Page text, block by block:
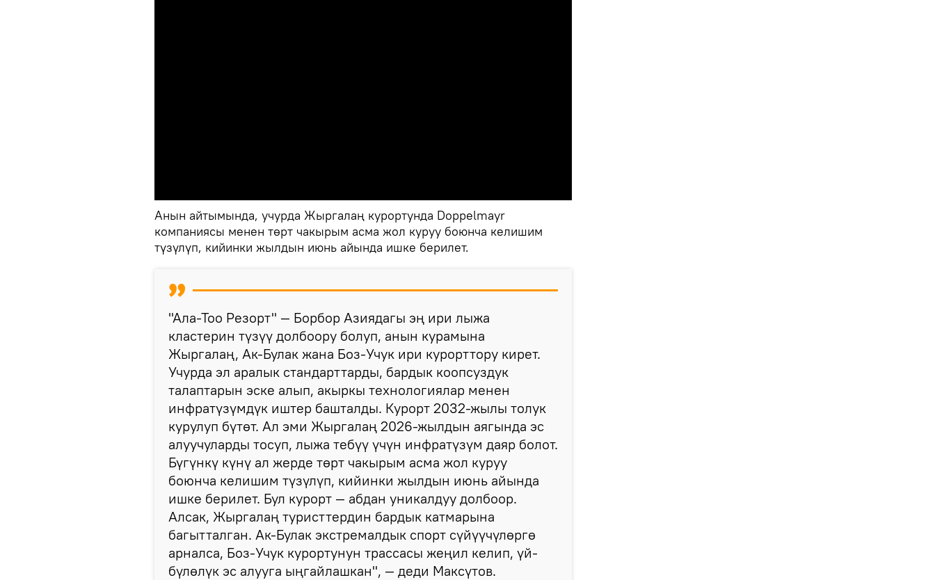
Анын айтымында, учурда Жыргалаң курортунда Doppelmayr
компаниясы менен төрт чакырым асма жол куруу боюнча келишим
түзүлүп, кийинки жылдын июнь айында ишке берилет.
"Ала-Тоо Резорт" — Борбор Азиядагы эң ири лыжа
кластерин түзүү долбоору болуп, анын курамына
Жыргалаң, Ак-Булак жана Боз-Учук ири курорттору кирет.
Учурда эл аралык стандарттарды, бардык коопсуздук
талаптарын эске алып, акыркы технологиялар менен
инфратүзүмдүк иштер башталды. Курорт 2032-жылы толук
курулуп бүтөт. Ал эми Жыргалаң 2026-жылдын аягында эс
алуучуларды тосуп, лыжа тебүү үчүн инфратүзүм даяр болот.
Бүгүнкү күнү ал жерде төрт чакырым асма жол куруу
боюнча келишим түзүлүп, кийинки жылдын июнь айында
ишке берилет. Бул курорт — абдан уникалдуу долбоор.
Алсак, Жыргалаң туристтердин бардык катмарына
багытталган. Ак-Булак экстремалдык спорт сүйүүчүлөргө
арналса, Боз-Учук курортунун трассасы жеңил келип, үй-
бүлөлүк эс алууга ыңгайлашкан", — деди Максүтов.